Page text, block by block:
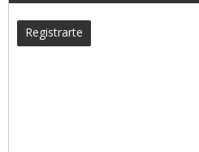
Registrarte